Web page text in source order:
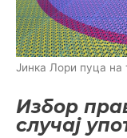
Јинка Лори пуца на
Избор
случај